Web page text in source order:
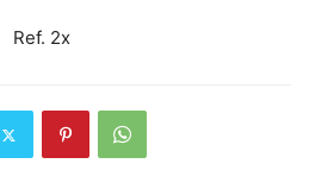
Ref. 2x